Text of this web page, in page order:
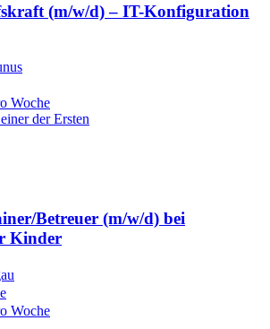
(m/w/d) – IT-Konfiguration
Woche
der Ersten
Betreuer (m/w/d) bei
Kinder
Woche